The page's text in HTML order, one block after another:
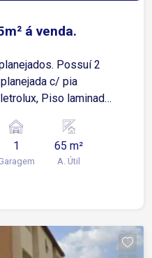
á venda.
Possuí 2
c/ pia
Piso laminado.
1 65 m²
A. Útil